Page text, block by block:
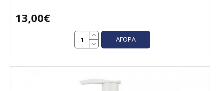
13,00€
ΑΓΟΡΆ